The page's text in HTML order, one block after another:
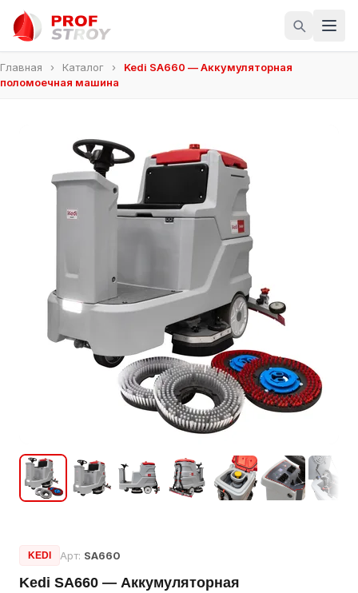
Главная › Каталог ›
Kedi SA660 — Аккумуляторная
поломоечная машина
KEDI Арт: SA660
Kedi SA660 — Аккумуляторная